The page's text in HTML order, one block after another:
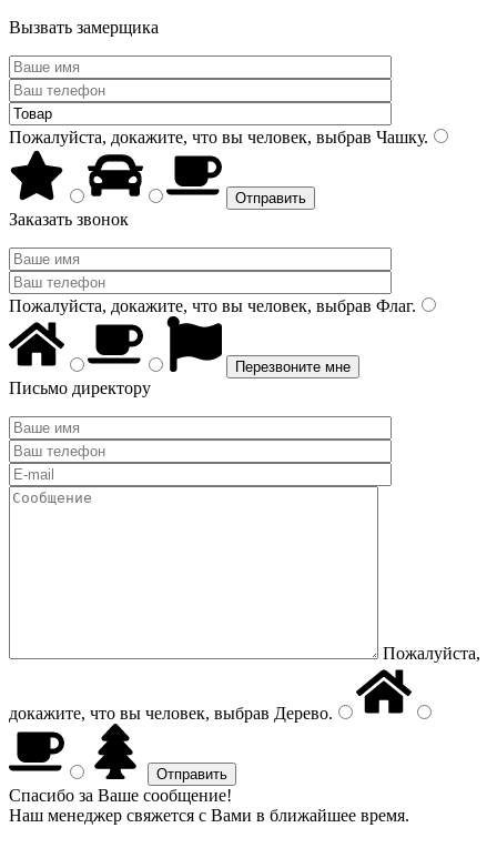
Вызвать замерщика
Пожалуйста, докажите, что вы человек, выбрав Чашку.
Заказать звонок
Пожалуйста, докажите, что вы человек, выбрав Флаг.
Письмо директору
Пожалуйста,
докажите, что вы человек, выбрав Дерево.
Спасибо за Ваше сообщение!
Наш менеджер свяжется с Вами в ближайшее время.